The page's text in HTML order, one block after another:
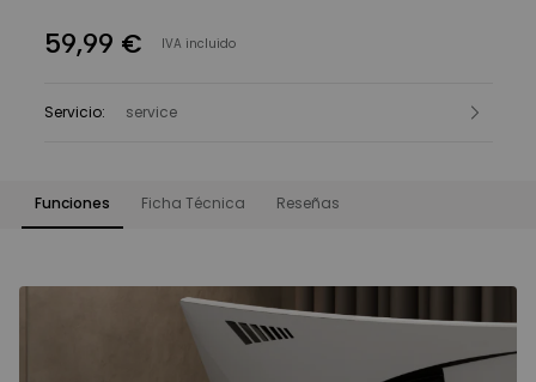
59,99 € IVA incluido
Servicio: service
Funciones Ficha Técnica Reseñas